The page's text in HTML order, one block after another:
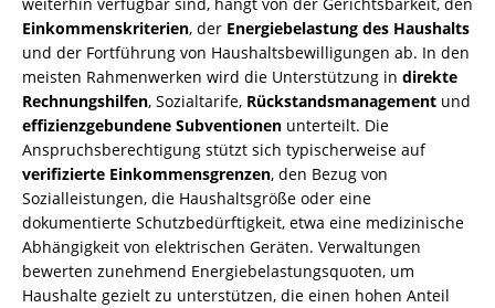
weiterhin verfügbar sind, hängt von der Gerichtsbarkeit, den
Einkommenskriterien, der Energiebelastung des Haushalts
und der Fortführung von Haushaltsbewilligungen ab. In den
meisten Rahmenwerken wird die Unterstützung in direkte
Rechnungshilfen, Sozialtarife, Rückstandsmanagement und
effizienzgebundene Subventionen unterteilt. Die
Anspruchsberechtigung stützt sich typischerweise auf
verifizierte Einkommensgrenzen, den Bezug von
Sozialleistungen, die Haushaltsgröße oder eine
dokumentierte Schutzbedürftigkeit, etwa eine medizinische
Abhängigkeit von elektrischen Geräten. Verwaltungen
bewerten zunehmend Energiebelastungsquoten, um
Haushalte gezielt zu unterstützen, die einen hohen Anteil